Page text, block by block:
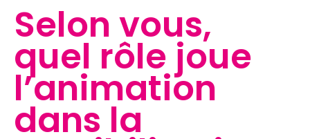
Selon vous,
quel rôle joue
l’animation
dans la